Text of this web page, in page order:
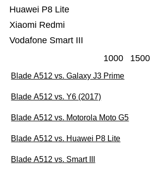
Vodafone Smart III
Xiaomi Redmi
Huawei P8 Lite
1000 1500
Blade A512 vs. Galaxy J3 Prime
Blade A512 vs. Y6 (2017)
Blade A512 vs. Motorola Moto G5
Blade A512 vs. Huawei P8 Lite
Blade A512 vs. Smart III